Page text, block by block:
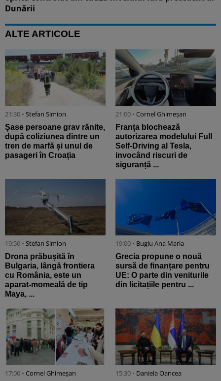
Dunării
ALTE ARTICOLE
21:30 • Stefan Simion
Șase persoane grav rănite,
după coliziunea dintre un
tren de marfă și unul de
pasageri în Croația
21:00 • Cornel Ghimeșan
Franța blochează
autorizarea modelului Full
Self-Driving al Tesla,
invocând riscuri de
siguranță ...
19:50 • Stefan Simion
Drona prăbușită în
Bulgaria, lângă frontiera
cu România, este un
aparat-momeală de tip
Maya, ...
19:00 • Bugiu ⁠Ana Maria
Grecia propune o nouă
sursă de finanțare pentru
UE: O parte din veniturile
din licitațiile pentru ...
17:00 • Cornel Ghimeșan 15:30 • Daniela Oancea